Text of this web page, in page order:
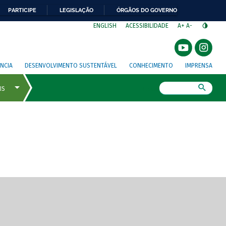
PARTICIPE LEGISLAÇÃO ÓRGÃOS DO GOVERNO
ENGLISH ACESSIBILIDADE A+ A-
DESENVOLVIMENTO SUSTENTÁVEL CONHECIMENTO IMPRENSA
de tela